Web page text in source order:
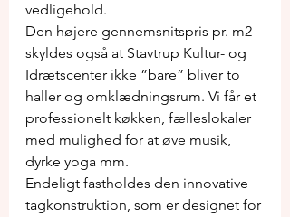
vedligehold.
Den højere gennemsnitspris pr. m2
skyldes også at Stavtrup Kultur- og
Idrætscenter ikke ”bare” bliver to
haller og omklædningsrum. Vi får et
professionelt køkken, fælleslokaler
med mulighed for at øve musik,
dyrke yoga mm.
Endeligt fastholdes den innovative
tagkonstruktion, som er designet for